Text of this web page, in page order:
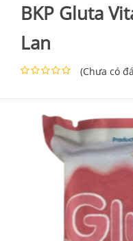
BKP Gluta
Lan
(Chưa có